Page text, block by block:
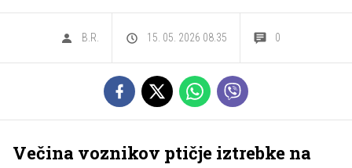
B.R. 15. 05. 2026 08.35 0
Večina voznikov ptičje iztrebke na